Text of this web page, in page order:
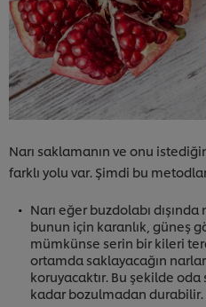
Narı saklamanın ve onu
farklı yolu var. Şimdi bu
Narı eğer buzdolabı
bunun için karanlık, güneş
mümkünse serin bir kileri
ortamda saklayacağın
koruyacaktır. Bu şekilde oda
kadar bozulmadan durabilir.